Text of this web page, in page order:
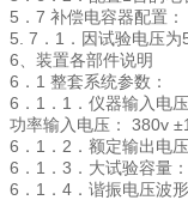
5．7 补偿电容器配置：
5. 7．1．因试验电压
6、装置各部件说明
6．1 整套系统参数：
6．1．1．仪器输入电
功率输入电压： 380v
6．1．2．额定输出电
6．1．3．大试验容量
6．1．4．谐振电压波